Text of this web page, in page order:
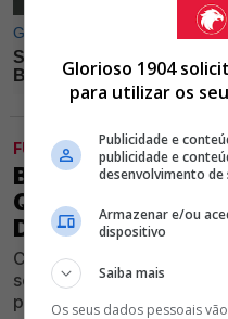
FUTEBOL
BOMBA!
QUE JORGE
DE ANTÓNIO
Conhecido jornalista
sobre o futuro do
parece estar cada vez
Glorioso 1904
para utilizar os
Publicidade e
publicidade e
desenvolvimento de
Armazenar e/ou
dispositivo
Saiba mais
Os seus dados pessoais